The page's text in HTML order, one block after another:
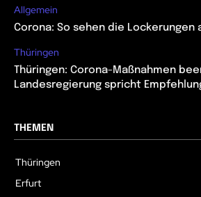
Allgemein
Corona: So sehen die Lockerungen
Thüringen
Thüringen: Corona-Maßnahmen
Landesregierung spricht
THEMEN
Thüringen
Erfurt